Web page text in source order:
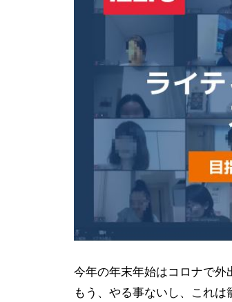
今年の年末年始はコロナで外
もう、やる事ないし、これは